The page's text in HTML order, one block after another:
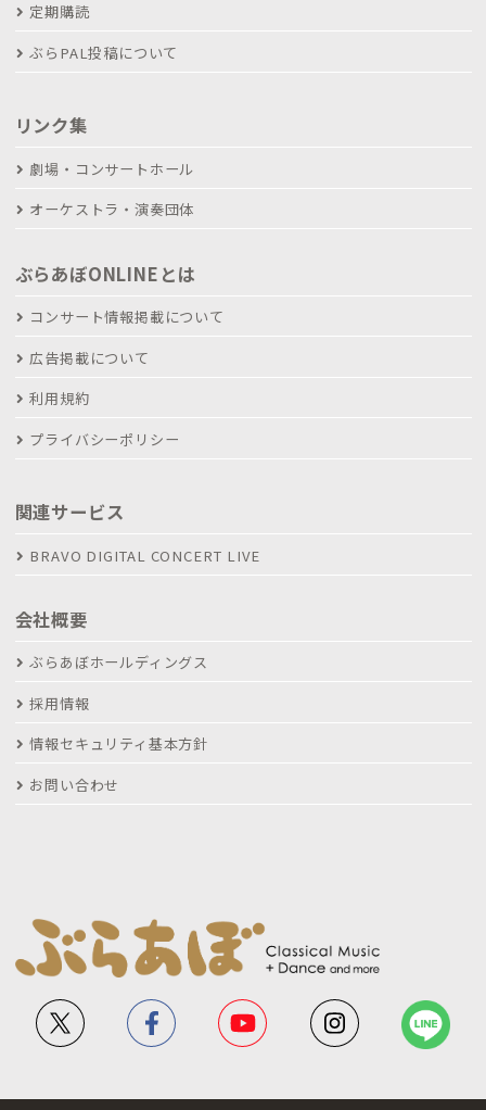
定期購読
ぶらPAL投稿について
リンク集
劇場・コンサートホール
オーケストラ・演奏団体
ぶらあぼONLINEとは
コンサート情報掲載について
広告掲載について
利用規約
プライバシーポリシー
関連サービス
BRAVO DIGITAL CONCERT LIVE
会社概要
ぶらあぼホールディングス
採用情報
情報セキュリティ基本方針
お問い合わせ